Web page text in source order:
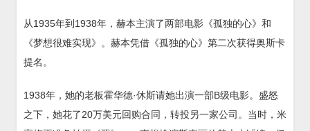
从1935年到1938年，赫本主演了两部电影《孤独的心》和
《梦想很难实现》。赫本凭借《孤独的心》第二次获得奥斯卡
提名。
1938年，她的老板霍华德·休斯请她出演一部B级电影。盛怒
之下，她花了20万美元回购合同，转投另一家公司。当时，米